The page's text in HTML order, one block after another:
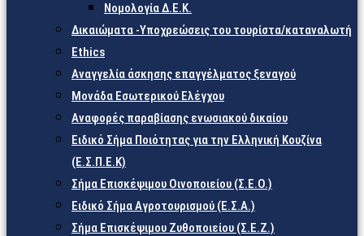
Νομολογία Δ.Ε.Κ.
Δικαιώματα -Υποχρεώσεις του τουρίστα/καταναλωτή
Ethics
Αναγγελία άσκησης επαγγέλματος ξεναγού
Μονάδα Εσωτερικού Ελέγχου
Αναφορές παραβίασης ενωσιακού δικαίου
Ειδικό Σήμα Ποιότητας για την Ελληνική Κουζίνα
(Ε.Σ.Π.Ε.Κ)
Σήμα Επισκέψιμου Οινοποιείου (Σ.Ε.Ο.)
Ειδικό Σήμα Αγροτουρισμού (Ε.Σ.Α.)
Σήμα Επισκέψιμου Ζυθοποιείου (Σ.Ε.Ζ.)